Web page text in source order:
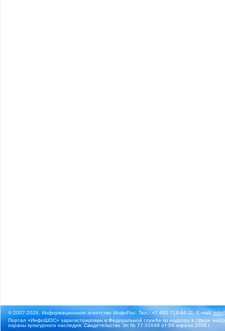
© 2007-2026, Информационное агентство ИнфоРос. Тел.: +7 495 718-84-11, E-mail:
Портал «ИнфоШОС» зарегистрирован в Федеральной службе по надзору в сфере
охраны культурного наследия. Свидетельство Эл № 77-31649 от 04 апреля 2008 г.